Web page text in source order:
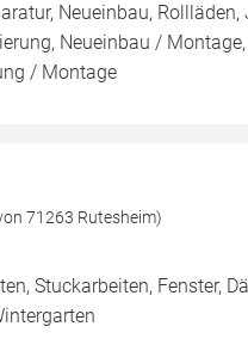
Neueinbau,
Neueinbau /
/ Montage
71263 Rutesheim)
Stuckarbeiten, Fenster,